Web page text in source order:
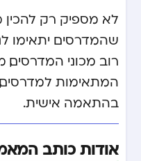
לא מספיק רק
שהמדרסים יתאימו
רוב מכוני המדרסים,
המתאימות למדרסים,
בהתאמה אישית.
אודות כותב